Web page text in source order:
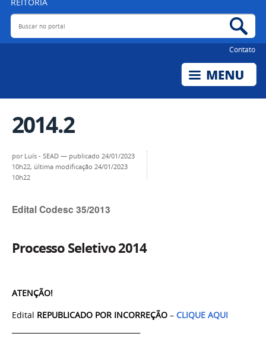
REITORIA
Buscar no portal
Contato
2014.2
por Luís - SEAD — publicado 24/01/2023
10h22, última modificação 24/01/2023
10h22
Edital Codesc 35/2013
Processo Seletivo 2014
ATENÇÃO!
Edital REPUBLICADO POR INCORREÇÃO – CLIQUE AQUI